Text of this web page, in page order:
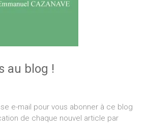
au blog !
e-mail pour vous abonner à ce blog
de chaque nouvel article par